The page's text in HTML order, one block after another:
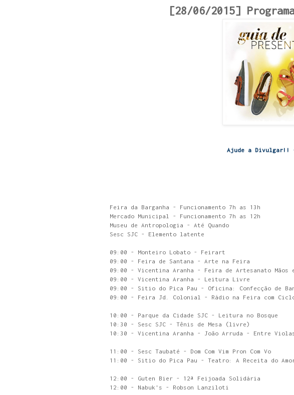
[28/06/2015]
Ajude a Divulgar!!
Feira da Barganha - Funcionamento 7h as 13h
Mercado Municipal - Funcionamento 7h as 12h
Museu de Antropologia - Até Quando
Sesc SJC - Elemento latente
09:00 - Monteiro Lobato - Feirart
09:00 - Feira de Santana - Arte na Feira
09:00 - Vicentina Aranha - Feira de Artesanato Mãos
09:00 - Vicentina Aranha - Leitura Livre
09:00 - Sitio do Pica Pau - Oficina: Confecção de
09:00 - Feira Jd. Colonial - Rádio na Feira com
10:00 - Parque da Cidade SJC - Leitura no Bosque
10:30 - Sesc SJC - Tênis de Mesa (livre)
10:30 - Vicentina Aranha - João Arruda - Entre
11:00 - Sesc Taubaté - Dom Com Vim Pron Com Vo
11:00 - Sitio do Pica Pau - Teatro: A Receita do
12:00 - Guten Bier - 12ª Feijoada Solidária
12:00 - Nabuk's - Robson Lanziloti